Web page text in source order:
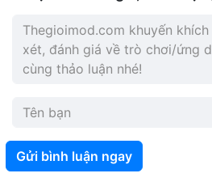
Gửi bình luận ngay